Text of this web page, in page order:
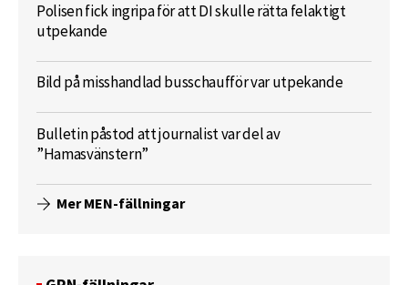
Polisen fick ingripa för att DI skulle rätta felaktigt
utpekande
Bild på misshandlad busschaufför var utpekande
Bulletin påstod att journalist var del av
”Hamasvänstern”
Mer MEN-fällningar